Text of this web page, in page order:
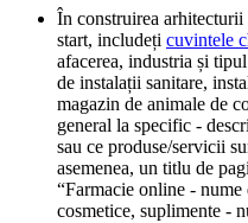
În construirea
start, includeți cuvintele
afacerea, industria și
de instalații sanitare,
magazin de animale de
general la specific -
sau ce produse/servicii
asemenea, un titlu de
“Farmacie online - nume
cosmetice, suplimente -